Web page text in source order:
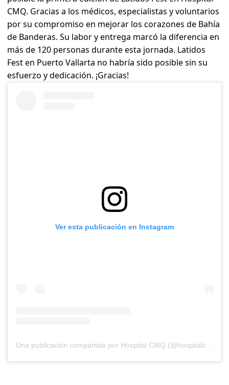
CMQ. Gracias a los médicos, especialistas y voluntarios
por su compromiso en mejorar los corazones de Bahía
de Banderas. Su labor y entrega marcó la diferencia en
más de 120 personas durante esta jornada. Latidos
Fest en Puerto Vallarta no habría sido posible sin su
esfuerzo y dedicación. ¡Gracias!
Ver esta publicación en Instagram